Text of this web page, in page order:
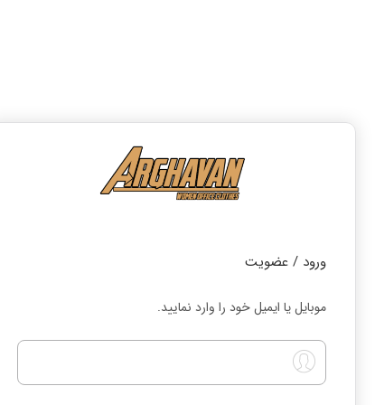
ورود / عضویت
موبایل یا ایمیل خود را وارد نمایید.